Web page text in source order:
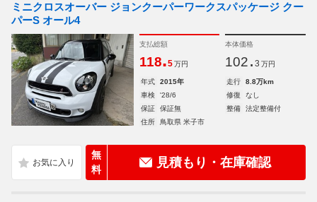
ミニクロスオーバー ジョンクーパーワークスパッケージ クー
パーS オール4
支払総額
118.5 万円
本体価格
102. 3 万円
年式 2015年 走行
8.8万km
車検
'28/6 修復
なし
保証
保証無 整備
法定整備付
住所
鳥取県 米子市
無
料
見積もり・在庫確認